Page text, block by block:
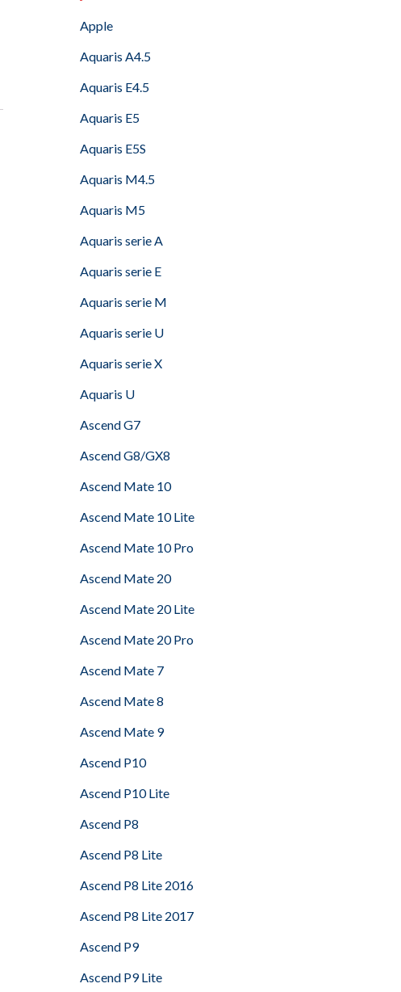
Apple
Aquaris A4.5
Aquaris E4.5
Aquaris E5
Aquaris E5S
Aquaris M4.5
Aquaris M5
Aquaris serie A
Aquaris serie E
Aquaris serie M
Aquaris serie U
Aquaris serie X
Aquaris U
Ascend G7
Ascend G8/GX8
Ascend Mate 10
Ascend Mate 10 Lite
Ascend Mate 10 Pro
Ascend Mate 20
Ascend Mate 20 Lite
Ascend Mate 20 Pro
Ascend Mate 7
Ascend Mate 8
Ascend Mate 9
Ascend P10
Ascend P10 Lite
Ascend P8
Ascend P8 Lite
Ascend P8 Lite 2016
Ascend P8 Lite 2017
Ascend P9
Ascend P9 Lite